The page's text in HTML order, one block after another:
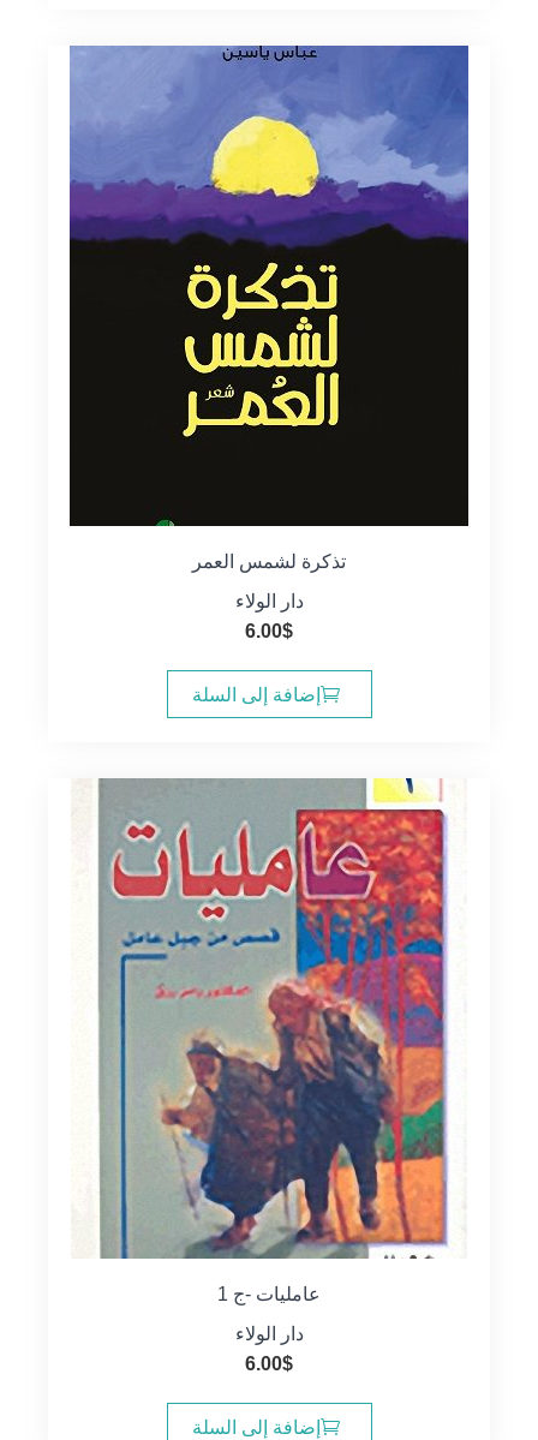
تذكرة لشمس العمر
دار الولاء
6.00$
إضافة إلى السلة
عامليات -ج 1
دار الولاء
6.00$
إضافة إلى السلة